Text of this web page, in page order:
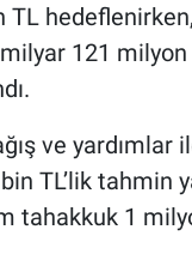
TL
121
ve yardımlar
TL’lik tahmin
tahakkuk 1